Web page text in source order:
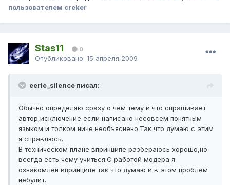
пользователем creker
Stas11 0
Опубликовано: 15 апреля 2009
eerie_silence писал:
Обычно определяю сразу о чем тему и что спрашивает
автор,исключение если написано несовсем понятным
языком и толком ниче необъяснено.Так что думаю с этим
я справлюсь.
В техническом плане впринципе разбераюсь хорошо,но
всегда есть чему учиться.С работой модера я
ознакомлен впринципе так что думаю и в этом проблем
небудит.